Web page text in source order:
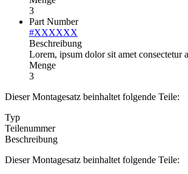
3
Part Number
#XXXXXX
Beschreibung
Lorem, ipsum dolor sit amet consectetur
Menge
3
Dieser Montagesatz beinhaltet folgende Teile:
Typ
Teilenummer
Beschreibung
Dieser Montagesatz beinhaltet folgende Teile: